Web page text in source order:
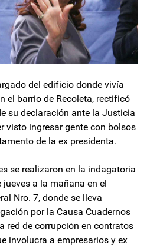
del edificio donde vivía
el barrio de Recoleta, rectificó
su declaración ante la Justicia
visto ingresar gente con bolsos
de la ex presidenta.
se realizaron en la indagatoria
a la mañana en el
Nro. 7, donde se lleva
por la Causa Cuadernos
red de corrupción en contratos
involucra a empresarios y ex